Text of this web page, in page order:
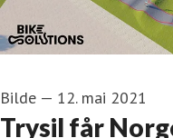
Bilde — 12. mai 2021
Trysil får